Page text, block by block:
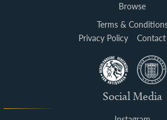
Browse
Terms &
Privacy Policy
Social Media